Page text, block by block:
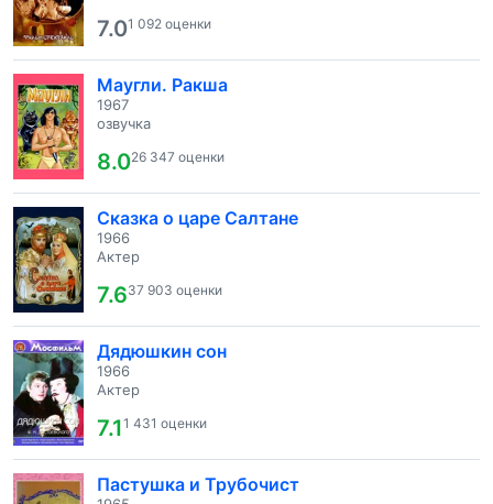
7.01 092 оценки
Маугли. Ракша
1967
озвучка
8.026 347 оценки
Сказка о царе Салтане
1966
Актер
7.637 903 оценки
Дядюшкин сон
1966
Актер
7.11 431 оценки
Пастушка и Трубочист